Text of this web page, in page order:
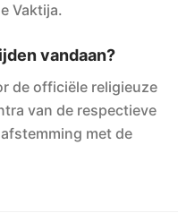
Vaktija.
vandaan?
de officiële religieuze
van de respectieve
met de